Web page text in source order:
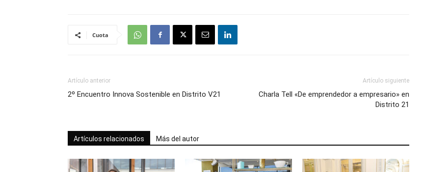
Cuota
Artículo anterior
2º Encuentro Innova Sostenible en Distrito V21
Artículo siguiente
Charla Tell «De emprendedor a empresario» en
Distrito 21
Artículos relacionados Más del autor